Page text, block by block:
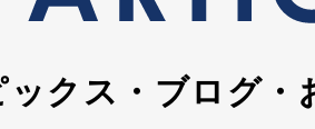
ックス・ブログ・